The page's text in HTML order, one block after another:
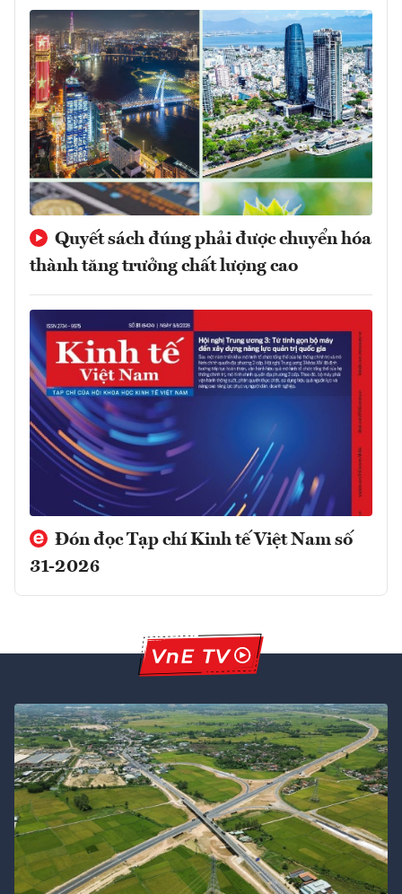
Quyết sách đúng phải được chuyển hóa
thành tăng trưởng chất lượng cao
Đón đọc Tạp chí Kinh tế Việt Nam số
31-2026